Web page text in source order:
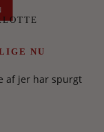
NU
af jer har spurgt